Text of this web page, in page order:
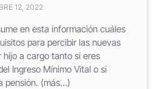
12, 2022
en esta información cuáles
para percibir las nuevas
hijo a cargo tanto si eres
Ingreso Mínimo Vital o si
pensión. (más…)